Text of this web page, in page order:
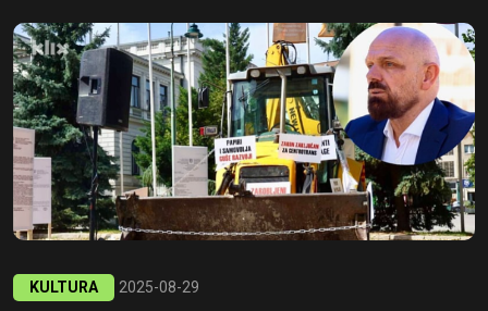
KULTURA 2025-08-29